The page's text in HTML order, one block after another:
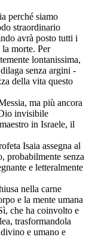
perché siamo
straordinario
avrà posto tutti i
morte. Per
lontanissima,
senza argini -
della vita questo
ma più ancora
invisibile
in Israele, il
Isaia assegna al
probabilmente senza
e letteralmente
nella carne
e la mente umana
che ha coinvolto e
trasformandola
e umano e